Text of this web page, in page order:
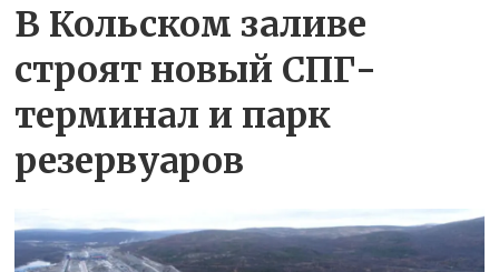
В Кольском заливе
строят новый СПГ-
терминал и парк
резервуаров